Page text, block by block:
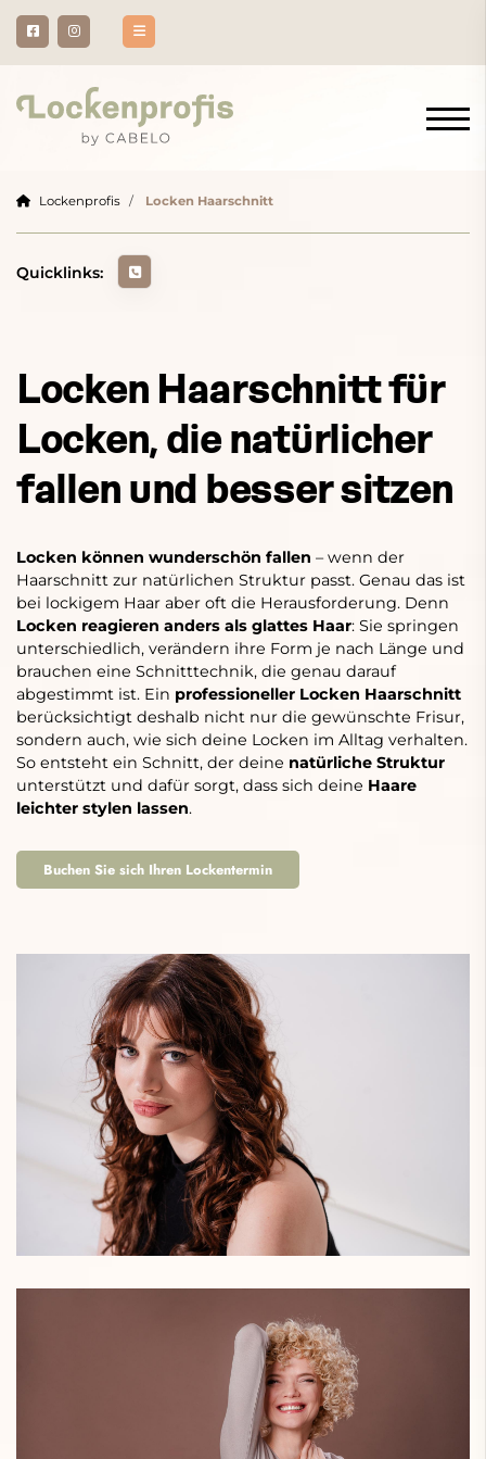
Lockenprofis Locken Haarschnitt
Locken Haarschnitt für
Locken, die natürlicher
fallen und besser sitzen
Locken können wunderschön fallen – wenn der
Haarschnitt zur natürlichen Struktur passt. Genau das ist
bei lockigem Haar aber oft die Herausforderung. Denn
Locken reagieren anders als glattes Haar: Sie springen
unterschiedlich, verändern ihre Form je nach Länge und
brauchen eine Schnitttechnik, die genau darauf
abgestimmt ist. Ein professioneller Locken Haarschnitt
berücksichtigt deshalb nicht nur die gewünschte Frisur,
sondern auch, wie sich deine Locken im Alltag verhalten.
So entsteht ein Schnitt, der deine natürliche Struktur
unterstützt und dafür sorgt, dass sich deine Haare
leichter stylen lassen.
Buchen Sie sich Ihren Lockentermin